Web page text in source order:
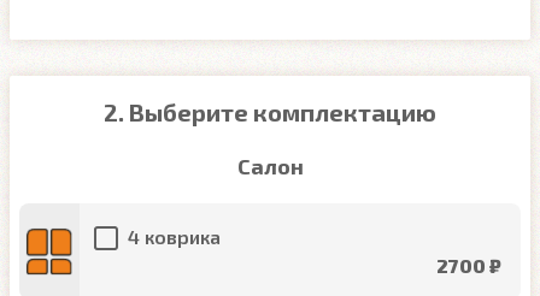
2. Выберите комплектацию
Салон
4 коврика
2700 ₽